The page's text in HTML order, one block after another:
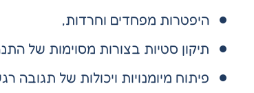
היפטרות מפחדים וחרדות,
תיקון סטיות בצורות מסוימות של
פיתוח מיומנויות ויכולות של תגובה